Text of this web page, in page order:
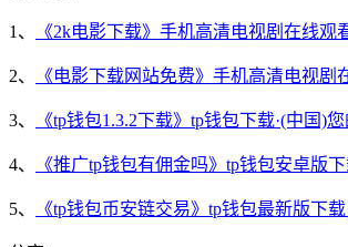
1、 《2k电影下载》手机高清电视剧在线观
2、 《电影下载网站免费》手机高清电视
3、 《tp钱包1.3.2下载》tp钱包下载·(中国)
4、 《推广tp钱包有佣金吗》tp钱包安卓版
5、 《tp钱包币安链交易》tp钱包最新版下